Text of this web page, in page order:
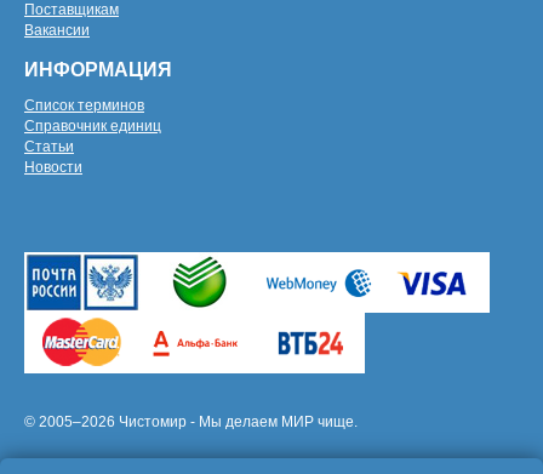
Поставщикам
Вакансии
ИНФОРМАЦИЯ
Список терминов
Справочник единиц
Статьи
Новости
© 2005–2026 Чистомир - Мы делаем МИР чище.